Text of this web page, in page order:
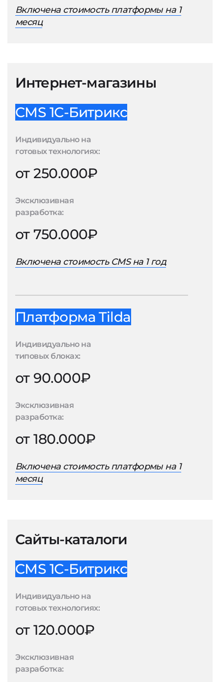
Включена стоимость платформы на 1
месяц
Интернет-магазины
CMS 1С-Битрикс
Индивидуально на
готовых технологиях:
от 250.000₽
Эксклюзивная
разработка:
от 750.000₽
Включена стоимость CMS на 1 год
Платформа Tilda
Индивидуально на
типовых блоках:
от 90.000₽
Эксклюзивная
разработка:
от 180.000₽
Включена стоимость платформы на 1
месяц
Сайты-каталоги
CMS 1С-Битрикс
Индивидуально на
готовых технологиях:
от 120.000₽
Эксклюзивная
разработка: